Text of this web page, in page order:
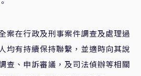
案在行政及刑事案件調查及處理過
均有持續保持聯繫，並適時向其說
查、申訴審議，及司法偵辦等相關